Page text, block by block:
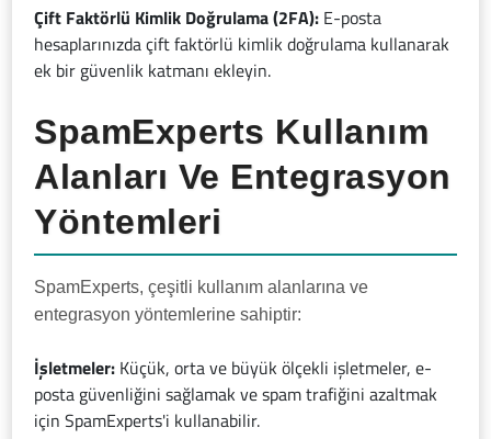
Çift Faktörlü Kimlik Doğrulama (2FA): E-posta
hesaplarınızda çift faktörlü kimlik doğrulama kullanarak
ek bir güvenlik katmanı ekleyin.
SpamExperts Kullanım
Alanları Ve Entegrasyon
Yöntemleri
SpamExperts, çeşitli kullanım alanlarına ve
entegrasyon yöntemlerine sahiptir:
İşletmeler: Küçük, orta ve büyük ölçekli işletmeler, e-
posta güvenliğini sağlamak ve spam trafiğini azaltmak
için SpamExperts'i kullanabilir.